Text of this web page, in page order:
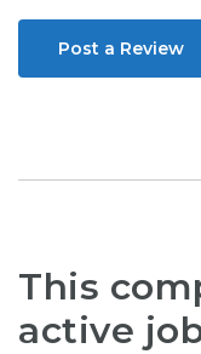
Post a Review
This
active